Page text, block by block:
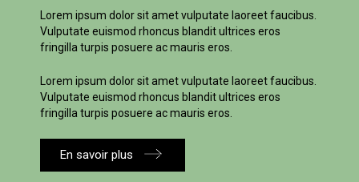
Lorem ipsum dolor sit amet vulputate laoreet faucibus.
Vulputate euismod rhoncus blandit ultrices eros
fringilla turpis posuere ac mauris eros.
Lorem ipsum dolor sit amet vulputate laoreet faucibus.
Vulputate euismod rhoncus blandit ultrices eros
fringilla turpis posuere ac mauris eros.
En savoir plus